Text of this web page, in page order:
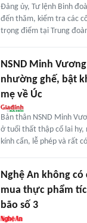
Đảng ủy, Tư lệnh Binh
đến thăm, kiểm tra các
trọng điểm tại Trung
NSND Minh
nhường ghế, bật
mẹ về Úc
Bản thân NSND Minh
ở tuổi thất thập cổ lai hy,
kính cẩn, lễ phép và rất
Nghệ An không có
mua thực phẩm
bão số 3